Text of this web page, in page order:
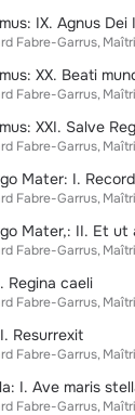
IX. Agnus Dei
Fabre-Garrus
XX. Beati
Fabre-Garrus
XXI. Salve
Fabre-Garrus
Mater: I.
Fabre-Garrus
Mater,: II. Et
Fabre-Garrus
Regina caeli
Fabre-Garrus
Resurrexit
Fabre-Garrus
I. Ave maris
Fabre-Garrus